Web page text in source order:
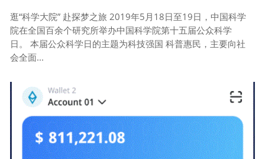
逛“科学大院” 赴探梦之旅 2019年5月18日至19日，中国科学
院在全国百余个研究所举办中国科学院第十五届公众科学
日。 本届公众科学日的主题为科技强国 科普惠民，主要向社
会全面...